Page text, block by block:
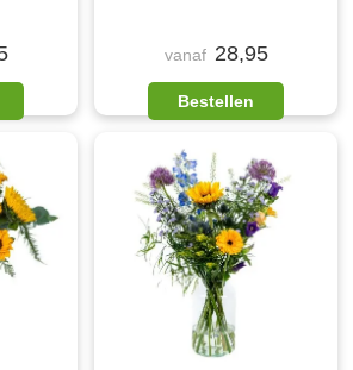
vanaf 28,95
Bestellen